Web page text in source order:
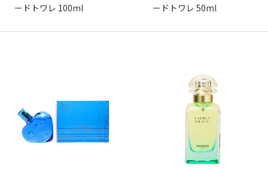
ードトワレ 100ml
ードトワレ 50ml